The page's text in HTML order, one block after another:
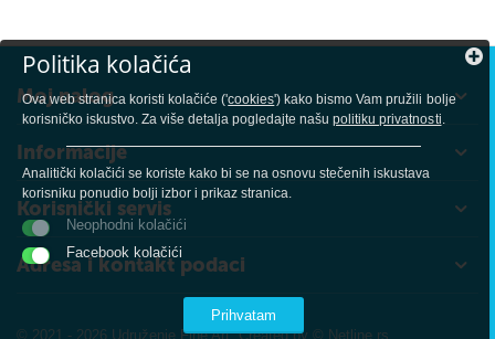
Moj nalog
Informacije
Korisnički servis
Adresa i kontakt podaci
© 2021 - 2026 Udruženje Fine Art. Created by © Netline.rs
Politika kolačića
Ova web stranica koristi kolačiće ('cookies') kako bismo Vam pružili bolje
korisničko iskustvo. Za više detalja pogledajte našupolitiku privatnosti.
Analitički kolačići se koriste kako bi se na osnovu stečenih iskustava
korisniku ponudio bolji izbor i prikaz stranica.
Neophodni kolačići
Facebook kolačići
Prihvatam